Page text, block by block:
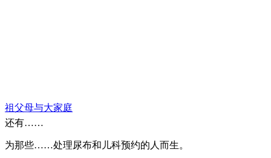
祖父母与大家庭
还有……
为那些……处理尿布和儿科预约的人而生。